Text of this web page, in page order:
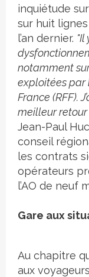
inquiétude
sur huit
l’an dernier. "Il
notamment
exploitées par
France (RFF).
meilleur retour
Jean-Paul
conseil
les contrats
opérateurs
l’AO de neuf
Gare aux
Au chapitre
aux